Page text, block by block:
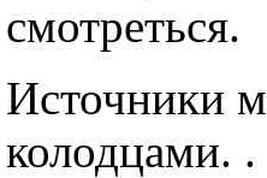
смотреться.
Источники
колодцами.